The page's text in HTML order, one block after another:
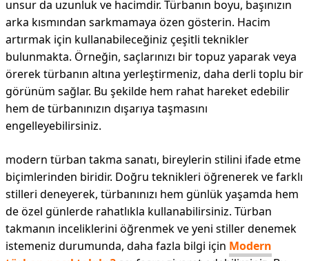
unsur da uzunluk ve hacimdir. Türbanın boyu, başınızın
arka kısmından sarkmamaya özen gösterin. Hacim
artırmak için kullanabileceğiniz çeşitli teknikler
bulunmakta. Örneğin, saçlarınızı bir topuz yaparak veya
örerek türbanın altına yerleştirmeniz, daha derli toplu bir
görünüm sağlar. Bu şekilde hem rahat hareket edebilir
hem de türbanınızın dışarıya taşmasını
engelleyebilirsiniz.
modern türban takma sanatı, bireylerin stilini ifade etme
biçimlerinden biridir. Doğru teknikleri öğrenerek ve farklı
stilleri deneyerek, türbanınızı hem günlük yaşamda hem
de özel günlerde rahatlıkla kullanabilirsiniz. Türban
takmanın inceliklerini öğrenmek ve yeni stiller denemek
istemeniz durumunda, daha fazla bilgi için Modern